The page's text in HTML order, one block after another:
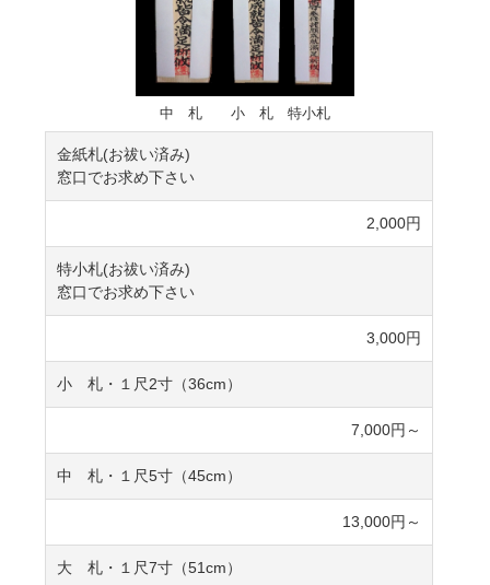
中 札 小 札 特小札
金紙札(お祓い済み)
窓口でお求め下さい
2,000円
特小札(お祓い済み)
窓口でお求め下さい
3,000円
小 札・１尺2寸（36cm）
7,000円～
中 札・１尺5寸（45cm）
13,000円～
大 札・１尺7寸（51cm）